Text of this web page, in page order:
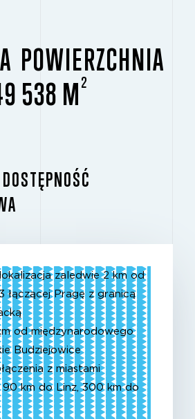
POWIERZCHNIA
538 M 2
zaledwie 2 km od
łączącej Pragę z granicą
od międzynarodowego
Budziejowice
z miastami
90 km do Linz, 300 km do